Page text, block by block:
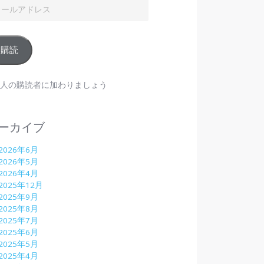
購読
の購読者に加わりましょう
カイブ
年6月
年5月
年4月
年12月
年9月
年8月
年7月
年6月
年5月
年4月